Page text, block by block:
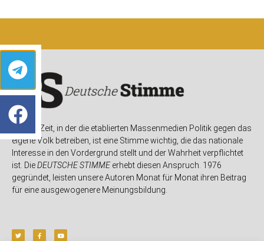
In einer Zeit, in der die etablierten Massenmedien Politik gegen das
eigene Volk betreiben, ist eine Stimme wichtig, die das nationale
Interesse in den Vordergrund stellt und der Wahrheit verpflichtet
ist. DieDEUTSCHE STIMMEerhebt diesen Anspruch. 1976
gegründet, leisten unsere Autoren Monat für Monat ihren Beitrag
für eine ausgewogenere Meinungsbildung.